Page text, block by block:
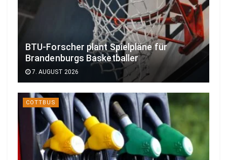
BTU-Forscher plant Spielpläne für
Brandenburgs Basketballer
7. AUGUST 2026
COTTBUS